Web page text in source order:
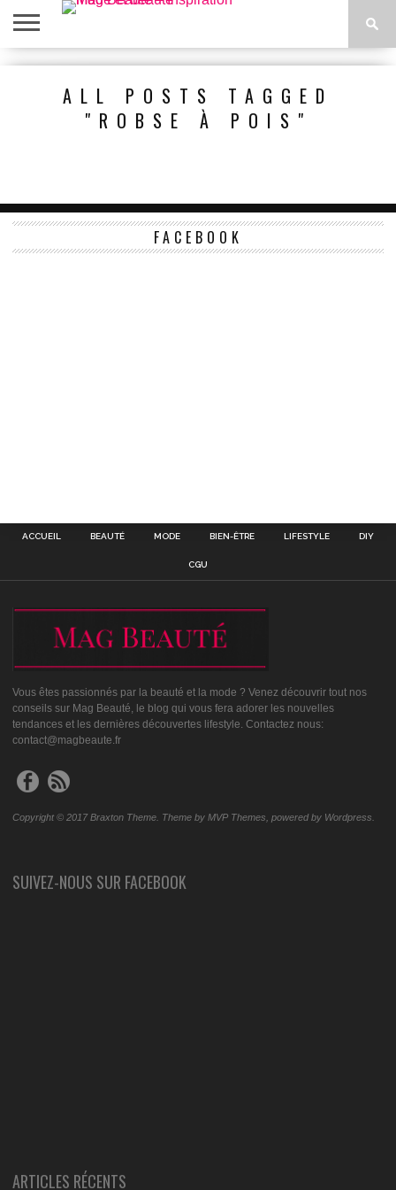
ACCUEIL
ALL POSTS TAGGED
"ROBSE À POIS"
FACEBOOK
ACCUEIL BEAUTÉ MODE BIEN-ÊTRE LIFESTYLE DIY
CGU
Vous êtes passionnés par la beauté et la mode ? Venez découvrir tout nos
conseils sur Mag Beauté, le blog qui vous fera adorer les nouvelles
tendances et les dernières découvertes lifestyle. Contactez nous:
contact@magbeaute.fr
Copyright © 2017 Braxton Theme. Theme by MVP Themes, powered by Wordpress.
SUIVEZ-NOUS SUR FACEBOOK
ARTICLES RÉCENTS